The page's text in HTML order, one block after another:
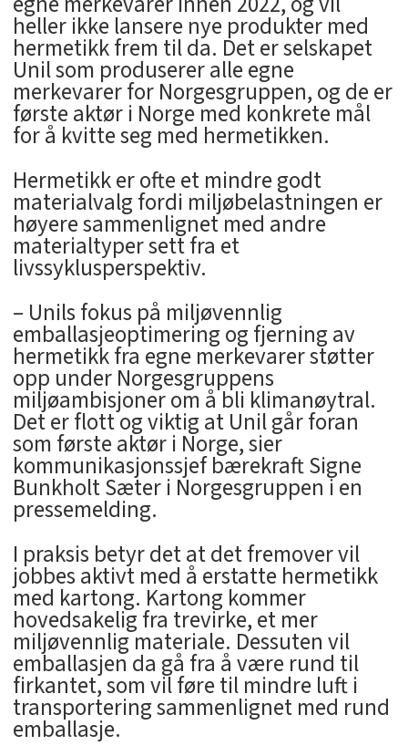
heller ikke lansere nye produkter med
hermetikk frem til da. Det er selskapet
Unil som produserer alle egne
merkevarer for Norgesgruppen, og de er
første aktør i Norge med konkrete mål
for å kvitte seg med hermetikken.
Hermetikk er ofte et mindre godt
materialvalg fordi miljøbelastningen er
høyere sammenlignet med andre
materialtyper sett fra et
livssyklusperspektiv.
– Unils fokus på miljøvennlig
emballasjeoptimering og fjerning av
hermetikk fra egne merkevarer støtter
opp under Norgesgruppens
miljøambisjoner om å bli klimanøytral.
Det er flott og viktig at Unil går foran
som første aktør i Norge, sier
kommunikasjonssjef bærekraft Signe
Bunkholt Sæter i Norgesgruppen i en
pressemelding.
I praksis betyr det at det fremover vil
jobbes aktivt med å erstatte hermetikk
med kartong. Kartong kommer
hovedsakelig fra trevirke, et mer
miljøvennlig materiale. Dessuten vil
emballasjen da gå fra å være rund til
firkantet, som vil føre til mindre luft i
transportering sammenlignet med rund
emballasje.